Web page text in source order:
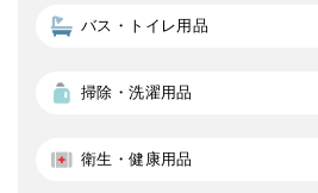
バス・トイレ用品
掃除・洗濯用品
衛生・健康用品